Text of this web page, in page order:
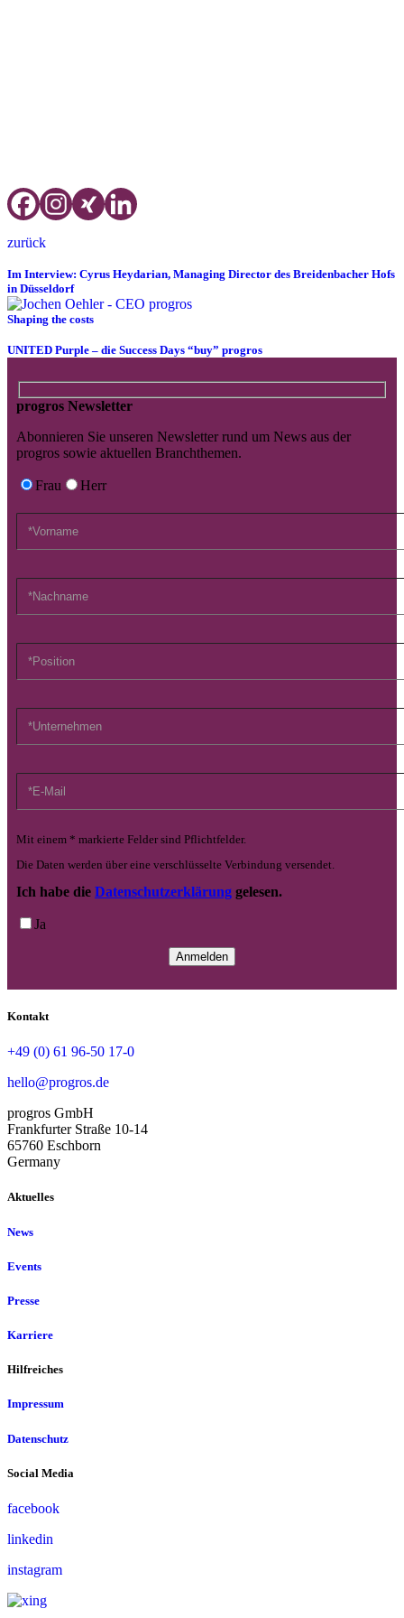
zurück
Im Interview: Cyrus Heydarian, Managing Director des Breidenbacher Hofs
in Düsseldorf
Shaping the costs
UNITED Purple – die Success Days “buy” progros
progros Newsletter
Abonnieren Sie unseren Newsletter rund um News aus der
progros sowie aktuellen Branchthemen.
Frau Herr
Mit einem * markierte Felder sind Pflichtfelder.
Die Daten werden über eine verschlüsselte Verbindung versendet.
Ich habe die Datenschutzerklärung gelesen.
Ja
Kontakt
+49 (0) 61 96-50 17-0
hello@progros.de
progros GmbH
Frankfurter Straße 10-14
65760 Eschborn
Germany
Aktuelles
News
Events
Presse
Karriere
Hilfreiches
Impressum
Datenschutz
Social Media
facebook
linkedin
instagram